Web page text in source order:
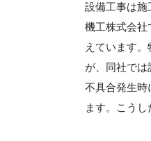
設備工事は施
機工株式会社
えています
が、同社で
不具合発生時
ます。こう